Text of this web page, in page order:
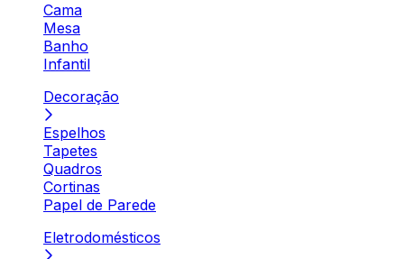
Cama
Mesa
Banho
Infantil
Decoração
Espelhos
Tapetes
Quadros
Cortinas
Papel de Parede
Eletrodomésticos